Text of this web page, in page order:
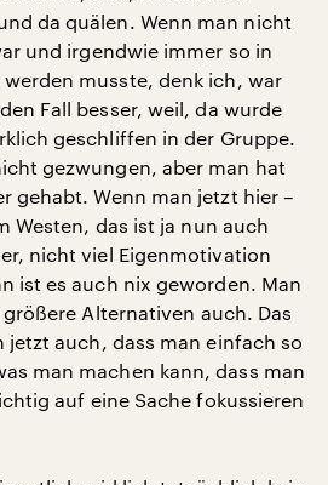
da quälen. Wenn man nicht
und irgendwie immer so in
musste, denk ich, war
Fall besser, weil, da wurde
geschliffen in der Gruppe.
gezwungen, aber man hat
gehabt. Wenn man jetzt hier –
Westen, das ist ja nun auch
nicht viel Eigenmotivation
ist es auch nix geworden. Man
Alternativen auch. Das
auch, dass man einfach so
man machen kann, dass man
auf eine Sache fokussieren